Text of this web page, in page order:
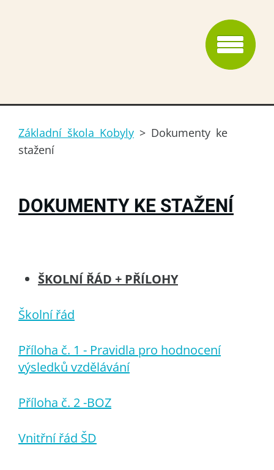
Základní škola Kobyly > Dokumenty ke
stažení
DOKUMENTY KE STAŽENÍ
ŠKOLNÍ ŘÁD + PŘÍLOHY
Školní řád
Příloha č. 1 - Pravidla pro hodnocení
výsledků vzdělávání
Příloha č. 2 -BOZ
Vnitřní řád ŠD